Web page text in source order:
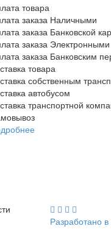
товара
заказа Наличными
заказа Банковской
заказа
заказа Банковским
товара
собственным
автобусом
транспортной
Разработано в